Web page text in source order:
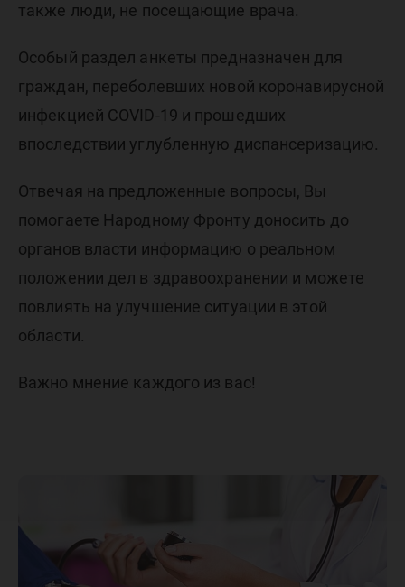
также люди, не посещающие врача.
Особый раздел анкеты предназначен для
граждан, переболевших новой коронавирусной
инфекцией COVID-19 и прошедших
впоследствии углубленную диспансеризацию.
Отвечая на предложенные вопросы, Вы
помогаете Народному Фронту доносить до
органов власти информацию о реальном
положении дел в здравоохранении и можете
повлиять на улучшение ситуации в этой
области.
Важно мнение каждого из вас!